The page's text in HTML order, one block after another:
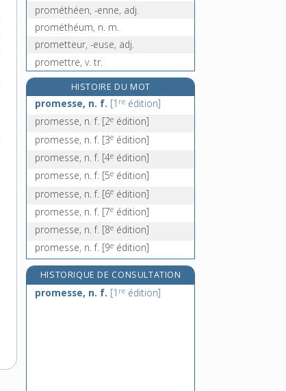
prométhéen, -enne, adj.
prométhéum, n. m.
prometteur, -euse, adj.
promettre, v. tr.
prominence, n. f.[7eédition]
prominent, ente, adj.[7eédition]
prominer, v. intr.[7 édition]
promis, -ise, adj.
promiscuité, n. f.
HISTOIRE DU MOT
promesse, n. f. [1 re édition]
promesse, n. f. [2e édition]
promesse, n. f. [3e édition]
promesse, n. f. [4e édition]
promesse, n. f. [5e édition]
promesse, n. f. [6e édition]
promesse, n. f. [7e édition]
promesse, n. f. [8e édition]
promesse, n. f. [9e édition]
HISTORIQUE DE CONSULTATION
promesse, n. f. [1 re édition]